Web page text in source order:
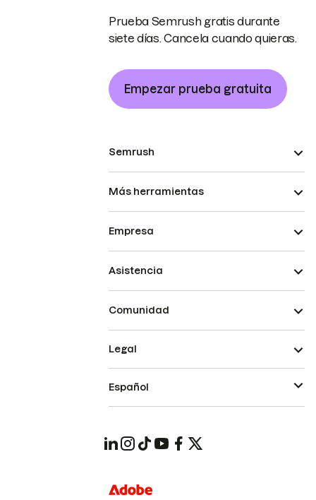
Prueba Semrush gratis durante
siete días. Cancela cuando quieras.
Empezar prueba gratuita
Semrush
Más herramientas
Empresa
Asistencia
Comunidad
Legal
Español